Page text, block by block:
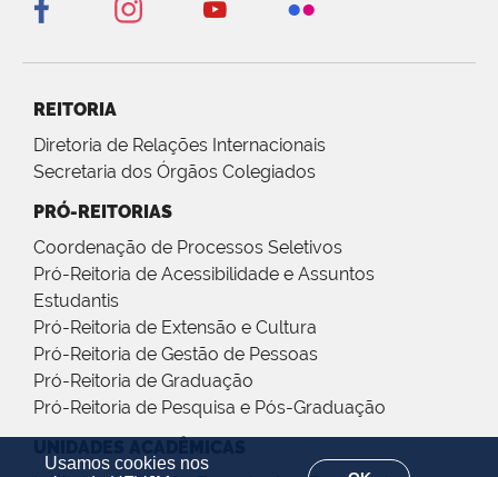
Usamos cookies nos
REITORIA
Diretoria de Relações Internacionais
Secretaria dos Órgãos Colegiados
PRÓ-REITORIAS
Coordenação de Processos Seletivos
Pró-Reitoria de Acessibilidade e Assuntos
Estudantis
Pró-Reitoria de Extensão e Cultura
Pró-Reitoria de Gestão de Pessoas
Pró-Reitoria de Graduação
Pró-Reitoria de Pesquisa e Pós-Graduação